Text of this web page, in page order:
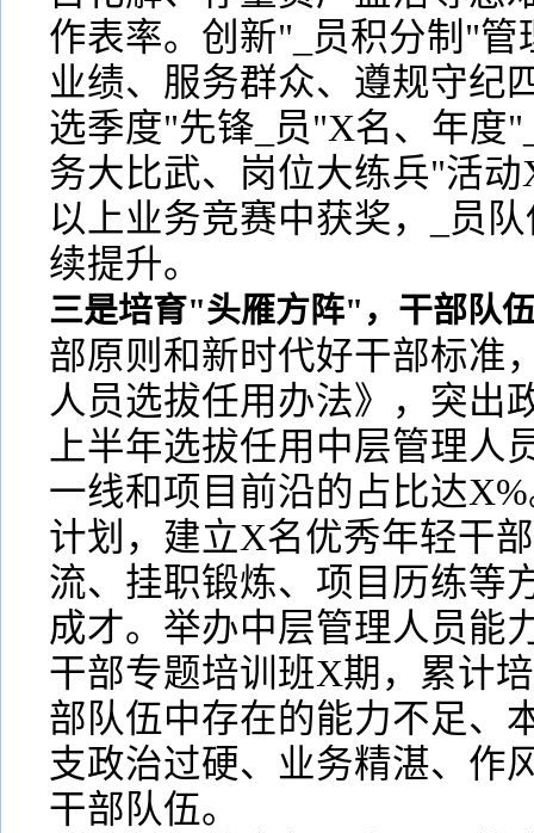
作表率。创新"_员积分制"
业绩、服务群众、遵规守纪
选季度"先锋_员"X名、年度
务大比武、岗位大练兵"活
以上业务竞赛中获奖，_员
续提升。
三是培育"头雁方阵"，干部队
部原则和新时代好干部标准
人员选拔任用办法》，突出
上半年选拔任用中层管理人
一线和项目前沿的占比达
计划，建立X名优秀年轻干
流、挂职锻炼、项目历练等
成才。举办中层管理人员能
干部专题培训班X期，累计
部队伍中存在的能力不足、
支政治过硬、业务精湛、作
干部队伍。